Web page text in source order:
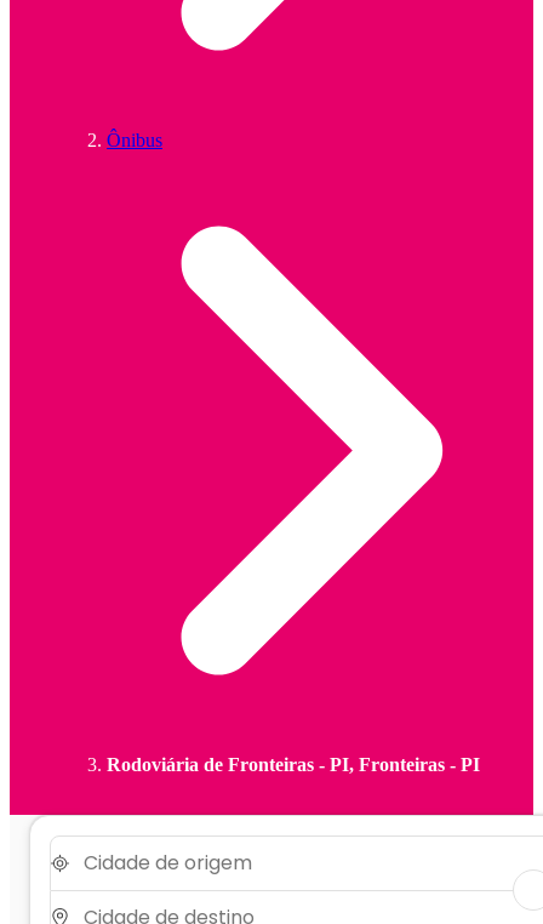
Ônibus
Rodoviária de Fronteiras - PI, Fronteiras - PI